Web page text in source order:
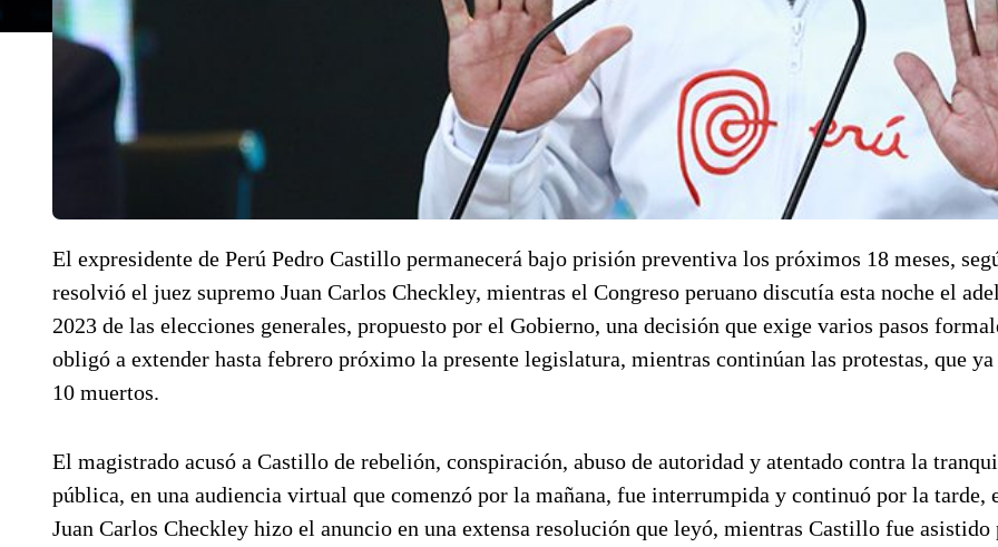
El expresidente de Perú Pedro Castillo permanecerá bajo prisión preventiva los próximos 18 meses,
resolvió el juez supremo Juan Carlos Checkley, mientras el Congreso peruano discutía esta noche el
2023 de las elecciones generales, propuesto por el Gobierno, una decisión que exige varios pasos
obligó a extender hasta febrero próximo la presente legislatura, mientras continúan las protestas, que ya
10 muertos.
El magistrado acusó a Castillo de rebelión, conspiración, abuso de autoridad y atentado contra la
pública, en una audiencia virtual que comenzó por la mañana, fue interrumpida y continuó por la tarde,
Juan Carlos Checkley hizo el anuncio en una extensa resolución que leyó, mientras Castillo fue asistido